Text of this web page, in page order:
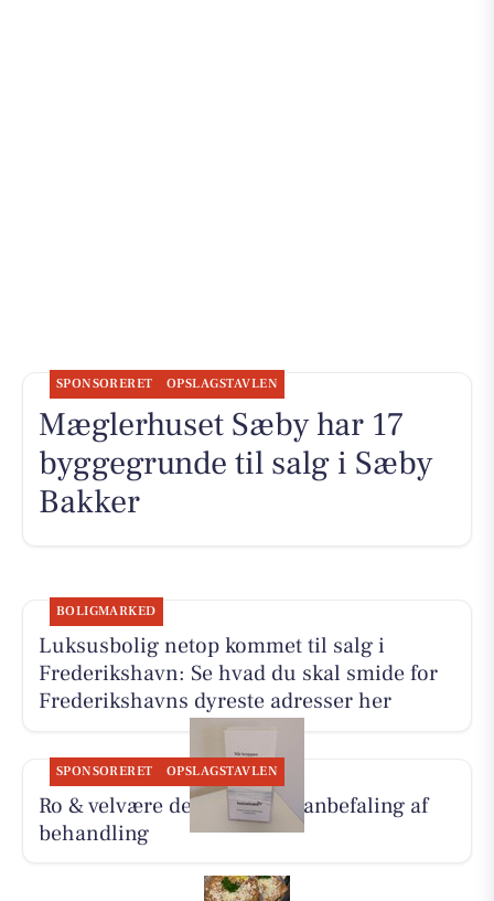
SPONSORERET OPSLAGSTAVLEN
Mæglerhuset Sæby har 17
byggegrunde til salg i Sæby
Bakker
BOLIGMARKED
Luksusbolig netop kommet til salg i
Frederikshavn: Se hvad du skal smide for
Frederikshavns dyreste adresser her
SPONSORERET OPSLAGSTAVLEN
Ro & velvære deler Hennys anbefaling af
behandling